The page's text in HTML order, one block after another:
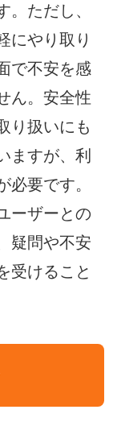
ただし、
にやり取り
で不安を感
ん。安全性
り扱いにも
ますが、利
必要です。
ーザーとの
疑問や不安
受けること